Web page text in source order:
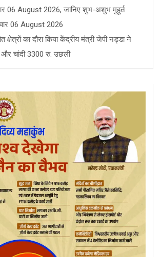
06 August 2026, जानिए शुभ-अशुभ मुहूर्त
06 August 2026
क्षेत्रों का दौरा किया केंद्रीय मंत्री जेपी नड्डा ने
और चांदी 3300 रु. उछली